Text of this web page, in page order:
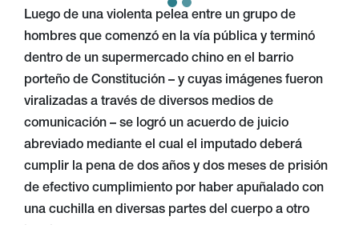
Luego de una violenta pelea entre un grupo de
hombres que comenzó en la vía pública y terminó
dentro de un supermercado chino en el barrio
porteño de Constitución – y cuyas imágenes fueron
viralizadas a través de diversos medios de
comunicación – se logró un acuerdo de juicio
abreviado mediante el cual el imputado deberá
cumplir la pena de dos años y dos meses de prisión
de efectivo cumplimiento por haber apuñalado con
una cuchilla en diversas partes del cuerpo a otro